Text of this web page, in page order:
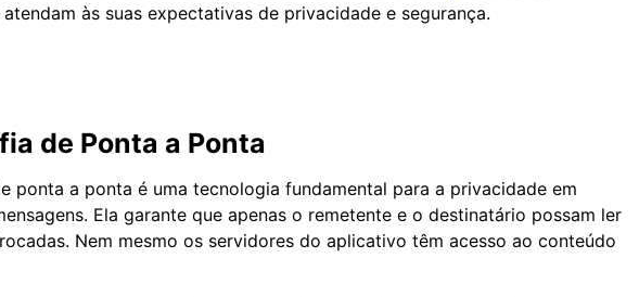
atendam às suas expectativas de privacidade e segurança.
de Ponta a Ponta
ponta a ponta é uma tecnologia fundamental para a privacidade em
Ela garante que apenas o remetente e o destinatário possam ler
Nem mesmo os servidores do aplicativo têm acesso ao conteúdo